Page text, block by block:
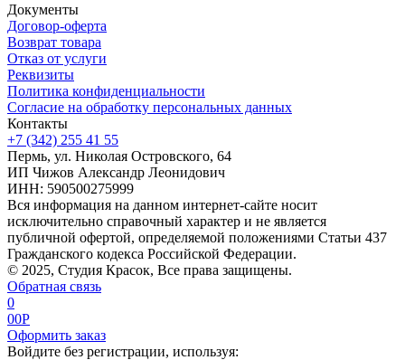
Документы
Договор-оферта
Возврат товара
Отказ от услуги
Реквизиты
Политика конфиденциальности
Согласие на обработку персональных данных
Контакты
+7 (342) 255 41 55
Пермь, ул. Николая Островского, 64
ИП Чижов Александр Леонидович
ИНН: 590500275999
Вся информация на данном интернет-сайте носит
исключительно справочный характер и не является
публичной офертой, определяемой положениями Статьи 437
Гражданского кодекса Российской Федерации.
© 2025, Студия Красок, Все права защищены.
Обратная связь
0
00P
Оформить заказ
Войдите без регистрации, используя: